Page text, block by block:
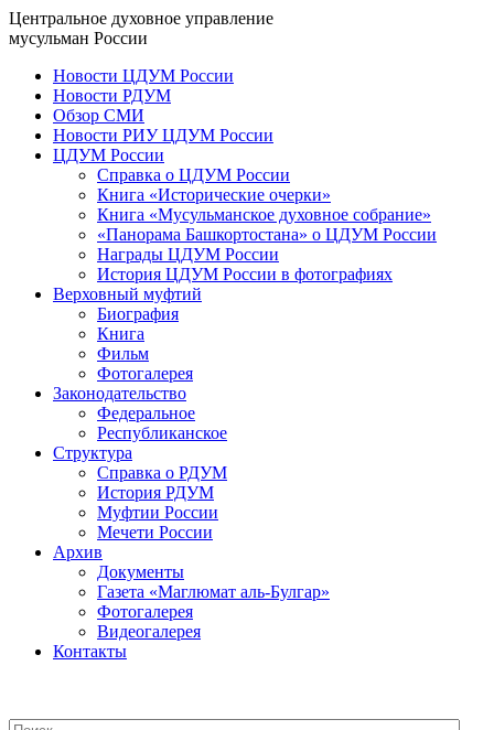
Центральное духовное управление
мусульман России
Новости ЦДУМ России
Новости РДУМ
Обзор СМИ
Новости РИУ ЦДУМ России
ЦДУМ России
Справка о ЦДУМ России
Книга «Исторические очерки»
Книга «Мусульманское духовное собрание»
«Панорама Башкортостана» о ЦДУМ России
Награды ЦДУМ России
История ЦДУМ России в фотографиях
Верховный муфтий
Биография
Книга
Фильм
Фотогалерея
Законодательство
Федеральное
Республиканское
Структура
Справка о РДУМ
История РДУМ
Муфтии России
Мечети России
Архив
Документы
Газета «Маглюмат аль-Булгар»
Фотогалерея
Видеогалерея
Контакты